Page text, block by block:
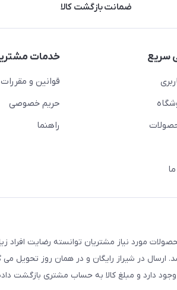
ضمانت بازگشت کالا
سریع خدمات
قوانین و مقررات
حریم خصوصی
راهنما
مورد نیاز مشتریان توانسته رضایت افراد
در شیراز رایگان و در همان روز تحویل می
دارد و مبلغ کالا به حساب مشتری بازگشت